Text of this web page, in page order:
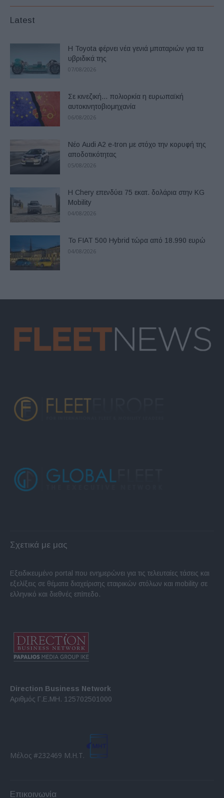
Latest
Η Toyota φέρνει νέα γενιά μπαταριών για τα
υβριδικά της
07/08/2026
Σε κινεζική… πολιορκία η ευρωπαϊκή
αυτοκινητοβιομηχανία
06/08/2026
Νέο Audi A2 e-tron με στόχο την κορυφή της
αποδοτικότητας
05/08/2026
Η Chery επενδύει 75 εκατ. δολάρια στην KG
Mobility
04/08/2026
Το FIAT 500 Hybrid τώρα από 18.990 ευρώ
04/08/2026
Σχετικά με μας
Εξειδικευμένο portal που ενημερώνει για τις τελευταίες τάσεις και
εξελίξεις σε θέματα διαχείρισης εταιρικών στόλων και mobility σε
ελληνικό και διεθνές επίπεδο.
Direction Business Network
Αριθμός Γ.Ε.ΜΗ. 125702501000
Μέλος #232469 Μ.Η.Τ.
Επικοινωνία